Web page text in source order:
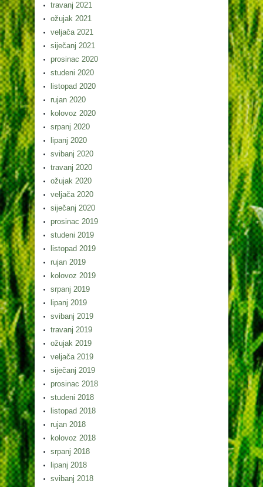
travanj 2021
ožujak 2021
veljača 2021
siječanj 2021
prosinac 2020
studeni 2020
listopad 2020
rujan 2020
kolovoz 2020
srpanj 2020
lipanj 2020
svibanj 2020
travanj 2020
ožujak 2020
veljača 2020
siječanj 2020
prosinac 2019
studeni 2019
listopad 2019
rujan 2019
kolovoz 2019
srpanj 2019
lipanj 2019
svibanj 2019
travanj 2019
ožujak 2019
veljača 2019
siječanj 2019
prosinac 2018
studeni 2018
listopad 2018
rujan 2018
kolovoz 2018
srpanj 2018
lipanj 2018
svibanj 2018